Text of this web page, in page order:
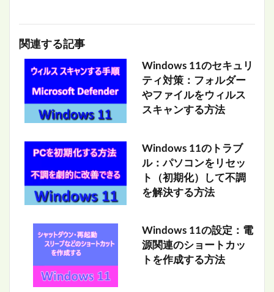
関連する記事
Windows 11のセキュリ
ティ対策：フォルダー
やファイルをウィルス
スキャンする方法
Windows 11のトラブ
ル：パソコンをリセッ
ト（初期化）して不調
を解決する方法
Windows 11の設定：電
源関連のショートカッ
トを作成する方法